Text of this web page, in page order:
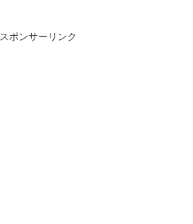
スポンサーリンク